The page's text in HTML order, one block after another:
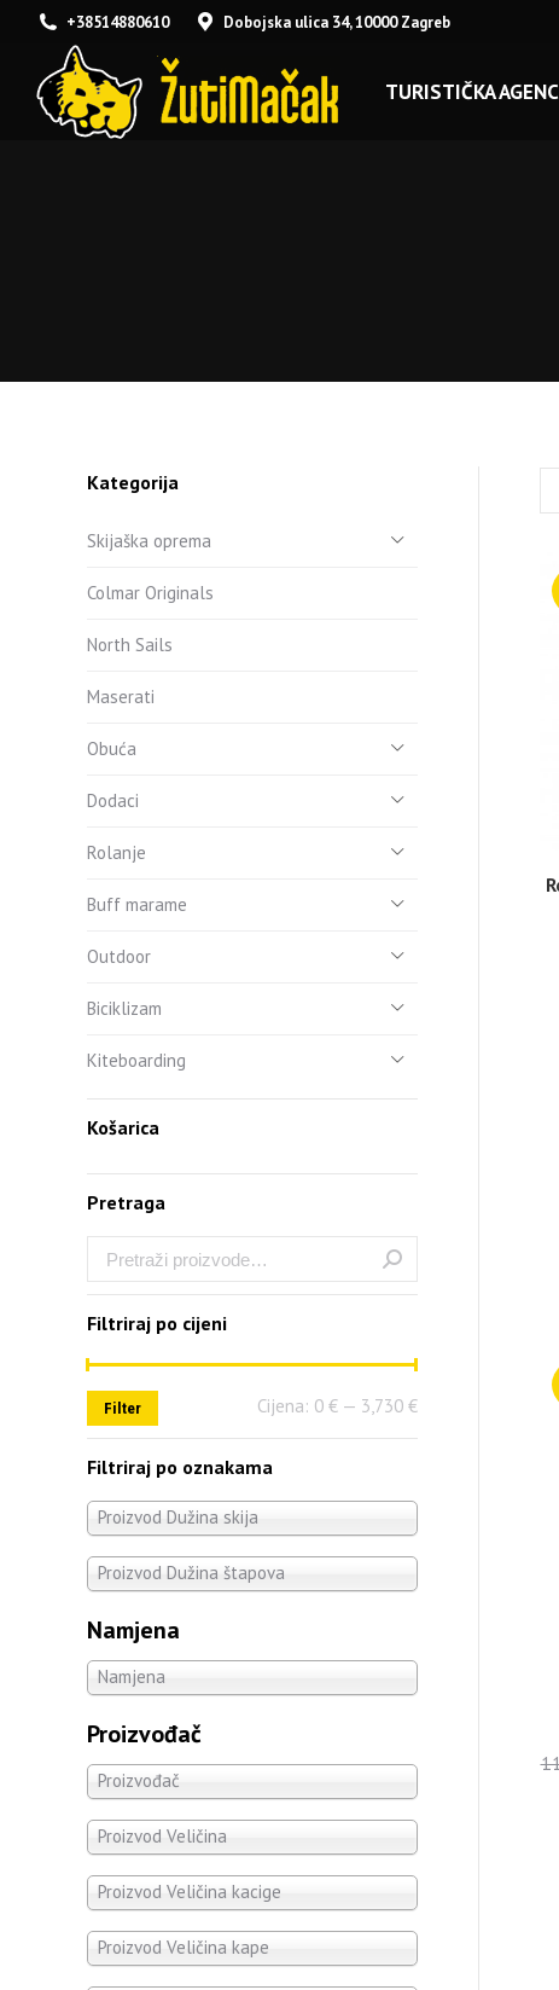
+38514880610 Dobojska ulica 34, 10000 Zagreb
TURISTIČKA
Kategorija
Skijaška oprema
Colmar Originals
North Sails
Maserati
Obuća
Dodaci
Rolanje
Buff marame
Outdoor
Biciklizam
Kiteboarding
Košarica
Pretraga
Filtriraj po cijeni
Filter Cijena: 0 € — 3,730 €
Filtriraj po oznakama
Proizvod Dužina skija
Proizvod Dužina štapova
Namjena
Namjena
Proizvođač
Proizvođač
Proizvod Veličina
Proizvod Veličina kacige
Proizvod Veličina kape